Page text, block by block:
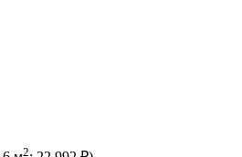
2